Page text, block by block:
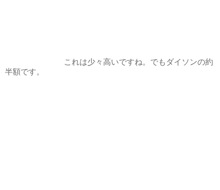
これは少々高いですね。でもダイソンの約
半額です。